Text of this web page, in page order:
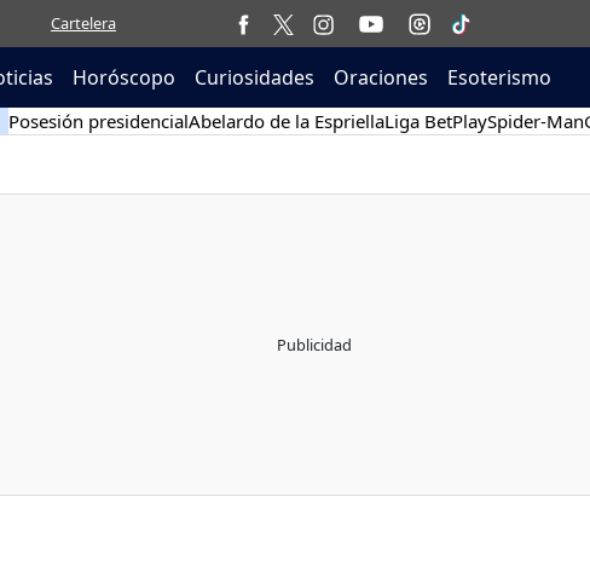
Cartelera
Horóscopo Curiosidades Oraciones Esoterismo
Posesión presidencialAbelardo de la EspriellaLiga BetPlaySpider-Man